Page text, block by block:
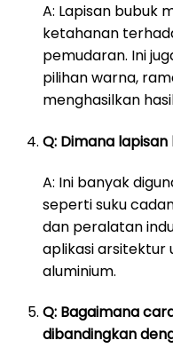
A: Lapisan bubuk
ketahanan
pemudaran. Ini
pilihan warna,
menghasilkan
Q: Dimana
A: Ini banyak
seperti suku
dan peralatan
aplikasi arsitektur
aluminium.
Q: Bagaimana
dibandingkan